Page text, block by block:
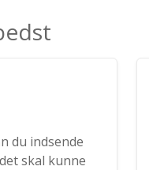
du indsende
skal kunne